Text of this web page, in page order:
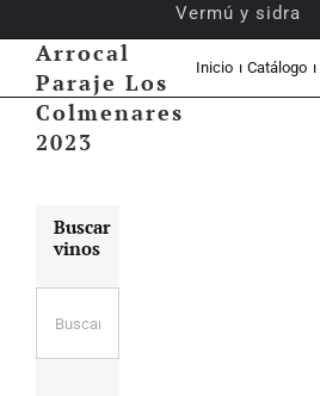
Vermú y sidra
Arrocal
Paraje Los
Colmenares
2023
Inicio Catálogo
Buscar
vinos